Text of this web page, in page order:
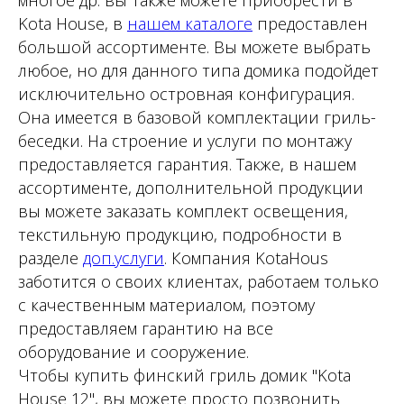
Kota House, в нашем каталоге предоставлен
большой ассортименте. Вы можете выбрать
любое, но для данного типа домика подойдет
исключительно островная конфигурация.
Она имеется в базовой комплектации гриль-
беседки. На строение и услуги по монтажу
предоставляется гарантия. Также, в нашем
ассортименте, дополнительной продукции
вы можете заказать комплект освещения,
текстильную продукцию, подробности в
разделе доп.услуги. Компания KotaHous
заботится о своих клиентах, работаем только
с качественным материалом, поэтому
предоставляем гарантию на все
оборудование и сооружение.
Чтобы купить финский гриль домик "Kota
House 12", вы можете просто позвонить